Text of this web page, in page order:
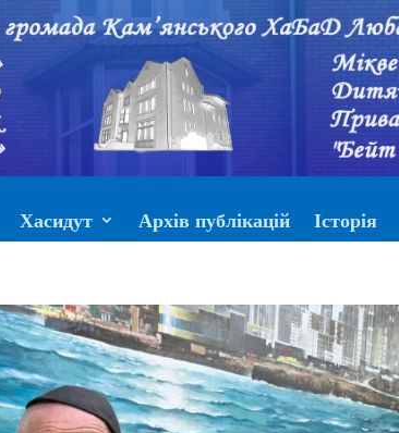
Хасидут Архів публікацій Історія